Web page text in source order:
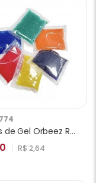
Bolinhas de Gel Orbeez Refill 5000pcs
R$ 2,64